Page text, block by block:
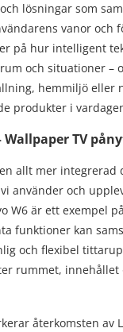
lösningar som
vanor och
på hur intelligent
och situationer –
hemmiljö eller
produkter i
Wallpaper TV
allt mer integrerad
använder och
W6 är ett exempel
funktioner kan
och flexibel
rummet, innehållet
återkomsten av